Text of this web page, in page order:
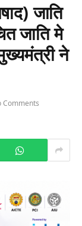
जाति
जाति मे
ने
Comments